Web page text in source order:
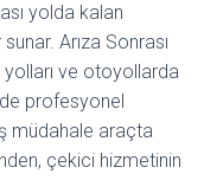
yolda kalan
Arıza Sonrası
ve otoyollarda
profesyonel
müdahale araçta
çekici hizmetinin